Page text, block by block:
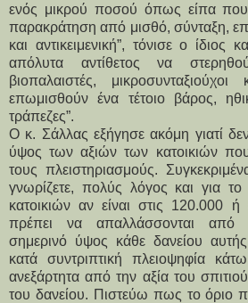
ενός μικρού ποσού όπως είπα που
παρακράτηση από μισθό, σύνταξη,
και αντικειμενική”, τόνισε ο ίδιος
απόλυτα αντίθετος να
βιοπαλαιστές,
επωμισθούν ένα τέτοιο βάρος,
τράπεζες”.
Ο κ. Σάλλας εξήγησε ακόμη γιατί
ύψος των αξιών των κατοικιών
τους πλειστηριασμούς.
γνωρίζετε, πολύς λόγος και για
κατοικιών αν είναι στις 120.000
πρέπει να απαλλάσσονται από
σημερινό ύψος κάθε δανείου αυτής
κατά συντριπτική πλειοψηφία
ανεξάρτητα από την αξία του
του δανείου. Πιστεύω πως το όριο